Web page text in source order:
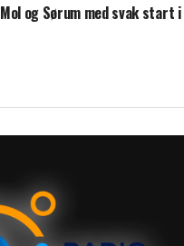
Mol og Sørum med svak start